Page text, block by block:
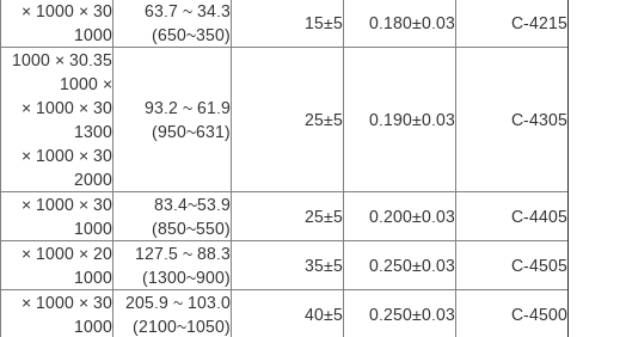
C-4215
0.180±0.03
15±5
34.3 ~ 63.7
(350~650)
30 × 1000 ×
1000
C-4305
0.190±0.03
25±5
61.9 ~ 93.2
(631~950)
30.35 × 1000
× 1000
30 × 1000 ×
1300
30 × 1000 ×
2000
C-4405
0.200±0.03
25±5
53.9~83.4
(550~850)
30 × 1000 ×
1000
C-4505
0.250±0.03
35±5
88.3 ~ 127.5
(900~1300)
20 × 1000 ×
1000
C-4500
0.250±0.03
40±5
103.0 ~ 205.9
(1050~2100)
30 × 1000 ×
1000